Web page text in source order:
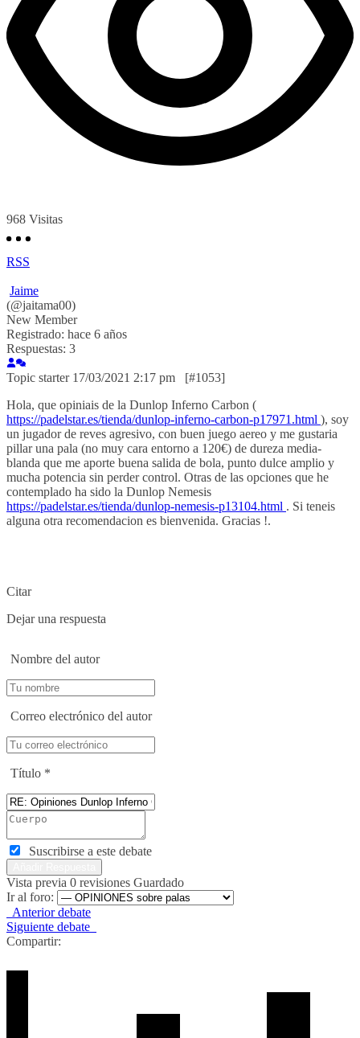
968 Visitas
RSS
Jaime
(@jaitama00)
New Member
Registrado: hace 6 años
Respuestas: 3
Topic starter 17/03/2021 2:17 pm
[#1053]
Hola, que opiniais de la Dunlop Inferno Carbon (
https://padelstar.es/tienda/dunlop-inferno-carbon-p17971.html ), soy
un jugador de reves agresivo, con buen juego aereo y me gustaria
pillar una pala (no muy cara entorno a 120€) de dureza media-
blanda que me aporte buena salida de bola, punto dulce amplio y
mucha potencia sin perder control. Otras de las opciones que he
contemplado ha sido la Dunlop Nemesis
https://padelstar.es/tienda/dunlop-nemesis-p13104.html . Si teneis
alguna otra recomendacion es bienvenida. Gracias !.
Citar
Dejar una respuesta
Nombre del autor
Correo electrónico del autor
Título *
Suscribirse a este debate
Vista previa 0 revisiones Guardado
Ir al foro:
Anterior debate
Siguiente debate
Compartir: